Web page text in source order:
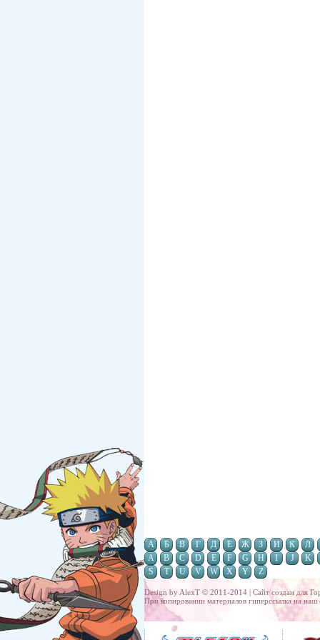
А Б В Г Д Е Ж З И К Л
A
B C D E F G H I J K
S
T U V W X Y Z
Design by AlexT © 2011-2014 | Сайт создан для
При копировании материалов гиперссылка на наш